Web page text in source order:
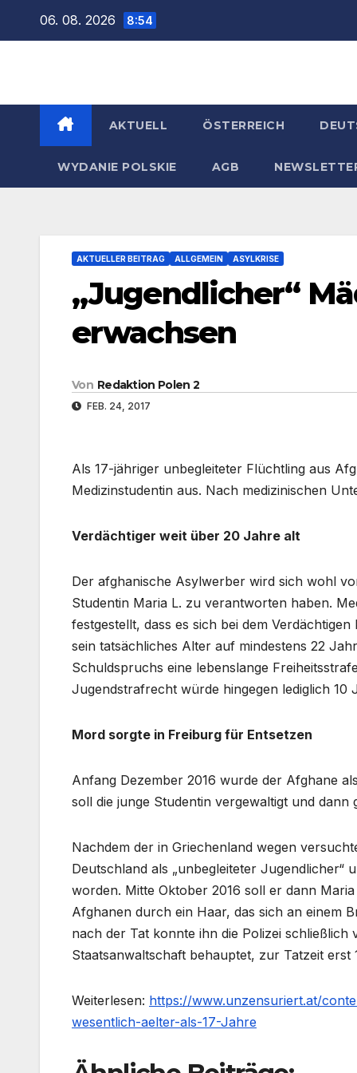
06. 08. 2026 8:54
AKTUELL ÖSTERREICH
WYDANIE POLSKIE AGB
AKTUELLER BEITRAG ALLGEMEIN ASYLKRISE
„Jugendlicher“
erwachsen
Von Redaktion Polen 2
FEB. 24, 2017
Als 17-jähriger unbegleiteter Flüchtling aus
Medizinstudentin aus. Nach medizinischen
Verdächtiger weit über 20 Jahre alt
Der afghanische Asylwerber wird sich wohl
Studentin Maria L. zu verantworten haben.
festgestellt, dass es sich bei dem
sein tatsächliches Alter auf mindestens 22
Schuldspruchs eine lebenslange
Jugendstrafrecht würde hingegen lediglich 10
Mord sorgte in Freiburg für Entsetzen
Anfang Dezember 2016 wurde der Afghane
soll die junge Studentin vergewaltigt und dann
Nachdem der in Griechenland wegen
Deutschland als „unbegleiteter
worden. Mitte Oktober 2016 soll er dann
Afghanen durch ein Haar, das sich an einem
nach der Tat konnte ihn die Polizei
Staatsanwaltschaft behauptet, zur Tatzeit erst
Weiterlesen: https://www.unzensuriert.at/
wesentlich-aelter-als-17-Jahre